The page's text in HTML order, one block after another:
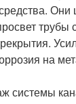
Они
трубы
на
системы